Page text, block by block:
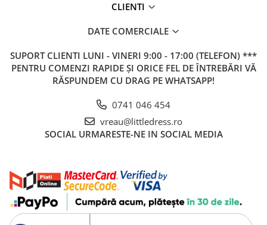
CLIENTI
DATE COMERCIALE
SUPORT CLIENTI LUNI - VINERI 9:00 - 17:00 (TELEFON) ***
PENTRU COMENZI RAPIDE ȘI ORICE FEL DE ÎNTREBĂRI VĂ
RĂSPUNDEM CU DRAG PE WHATSAPP!
0741 046 454
vreau@littledress.ro
SOCIAL URMARESTE-NE IN SOCIAL MEDIA